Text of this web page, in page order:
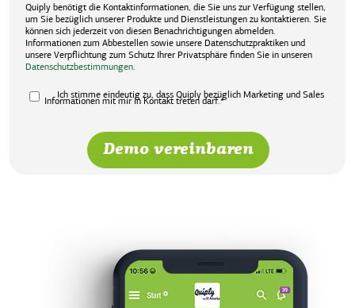
Quiply benötigt die Kontaktinformationen, die Sie uns zur Verfügung stellen,
um Sie bezüglich unserer Produkte und Dienstleistungen zu kontaktieren. Sie
können sich jederzeit von diesen Benachrichtigungen abmelden.
Informationen zum Abbestellen sowie unsere Datenschutzpraktiken und
unsere Verpflichtung zum Schutz Ihrer Privatsphäre finden Sie in unseren
Datenschutzbestimmungen.
Ich stimme eindeutig zu, dass Quiply bezüglich Marketing und Sales
Informationen mit mir in Kontakt treten darf.*